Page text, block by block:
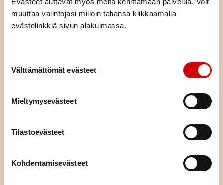
muuttaa valintojasi milloin tahansa klikkaamalla
evästelinkkiä sivun alakulmassa.
Välttämättömät evästeet
Mieltymysevästeet
Tilastoevästeet
Kohdentamisevästeet
Tutustu toimintaan alueellamme
Tutustu yhdistyksemme toimintaan ja lähde mukaan
TUTUSTU TAPAHTUMAKALENTERIIN